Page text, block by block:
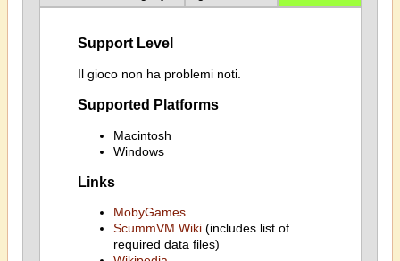
Support Level
Il gioco non ha problemi noti.
Supported Platforms
Macintosh
Windows
Links
MobyGames
ScummVM Wiki(includes list of
required data files)